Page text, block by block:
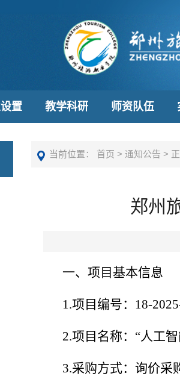
置 教学科研 师资队伍
当前位置： 首页 > 通知公告 >
郑州
一、项目基本信息
1.项目编号： 18-
2.项目名称：“人工
3.采购方式：询价采